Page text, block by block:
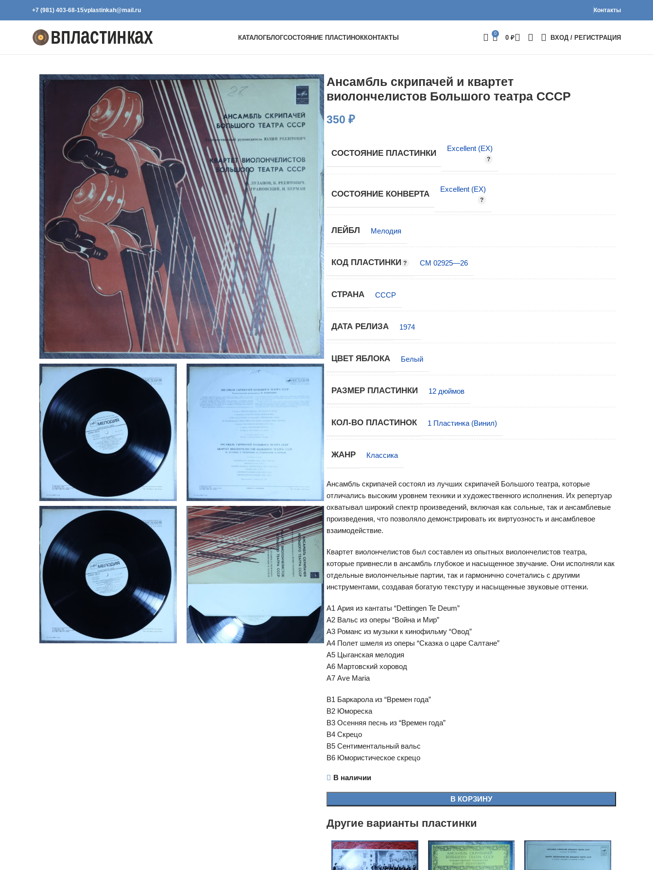
+7 (981) 403-68-15vplastinkah@mail.ru Контакты
КАТАЛОГБЛОГСОСТОЯНИЕ ПЛАСТИНОККОНТАКТЫ
0
0 ₽ ВХОД / РЕГИСТРАЦИЯ
Ансамбль скрипачей и квартет
виолончелистов Большого театра СССР
350 ₽
СОСТОЯНИЕ ПЛАСТИНКИ
Excellent (EX)
СОСТОЯНИЕ КОНВЕРТА
Excellent (EX)
ЛЕЙБЛ Мелодия
КОД ПЛАСТИНКИ СМ 02925—26
СТРАНА СССР
ДАТА РЕЛИЗА 1974
ЦВЕТ ЯБЛОКА Белый
РАЗМЕР ПЛАСТИНКИ 12 дюймов
КОЛ-ВО ПЛАСТИНОК 1 Пластинка (Винил)
ЖАНР Классика
Ансамбль скрипачей состоял из лучших скрипачей Большого театра, которые
отличались высоким уровнем техники и художественного исполнения. Их репертуар
охватывал широкий спектр произведений, включая как сольные, так и ансамблевые
произведения, что позволяло демонстрировать их виртуозность и ансамблевое
взаимодействие.
Квартет виолончелистов был составлен из опытных виолончелистов театра,
которые привнесли в ансамбль глубокое и насыщенное звучание. Они исполняли как
отдельные виолончельные партии, так и гармонично сочетались с другими
инструментами, создавая богатую текстуру и насыщенные звуковые оттенки.
А1 Ария из кантаты “Dettingen Te Deum”
А2 Вальс из оперы “Война и Мир”
А3 Романс из музыки к кинофильму “Овод”
А4 Полет шмеля из оперы “Сказка о царе Салтане”
А5 Цыганская мелодия
А6 Мартовский хоровод
А7 Ave Maria
В1 Баркарола из “Времен года”
В2 Юмореска
B3 Осенняя песнь из “Времен года”
B4 Скрецо
B5 Сентиментальный вальс
B6 Юмористическое скрецо
В наличии
В КОРЗИНУ
Другие варианты пластинки